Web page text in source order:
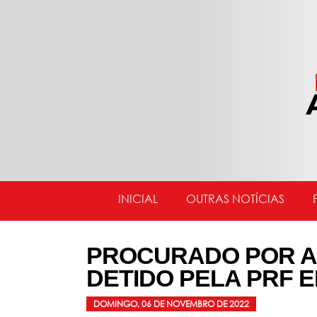
INICIAL OUTRAS NOTÍCIAS
PROCURADO POR
DETIDO PELA PRF
DOMINGO, 06 DE NOVEMBRO DE 2022